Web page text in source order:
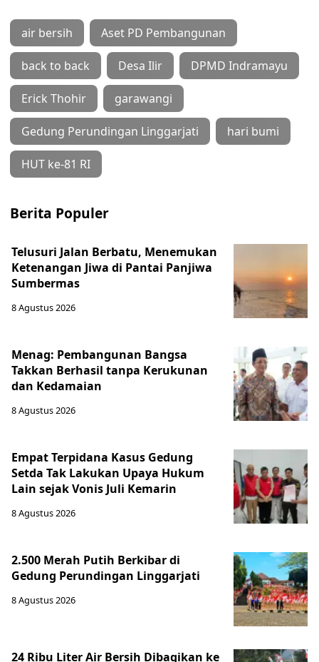
air bersih Aset PD Pembangunan
back to back Desa Ilir DPMD Indramayu
Erick Thohir garawangi
Gedung Perundingan Linggarjati hari bumi
HUT ke-81 RI
Berita Populer
Telusuri Jalan Berbatu, Menemukan
Ketenangan Jiwa di Pantai Panjiwa
Sumbermas
8 Agustus 2026
Menag: Pembangunan Bangsa
Takkan Berhasil tanpa Kerukunan
dan Kedamaian
8 Agustus 2026
Empat Terpidana Kasus Gedung
Setda Tak Lakukan Upaya Hukum
Lain sejak Vonis Juli Kemarin
8 Agustus 2026
2.500 Merah Putih Berkibar di
Gedung Perundingan Linggarjati
8 Agustus 2026
24 Ribu Liter Air Bersih Dibagikan ke